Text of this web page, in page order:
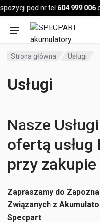
pod nr tel604 999 006
Pojazd
Strona główna Usługi
Usługi
Nasze
ofertą usług
przy
Zapraszamy do
Związanych z
Specpart